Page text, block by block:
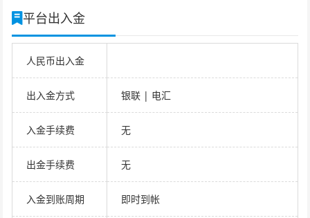
平台出入金
人民币出入金
出入金方式 银联 | 电汇
入金手续费 无
出金手续费 无
入金到账周期 即时到帐